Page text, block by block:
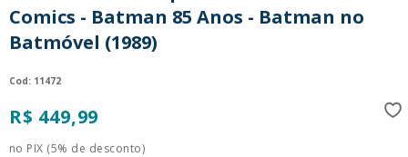
Comics - Batman 85 Anos - Batman no
Batmóvel (1989)
: 11472
R$ 449,99
no PIX (5% de desconto)
9º
guerreiras kpop
10º bluey